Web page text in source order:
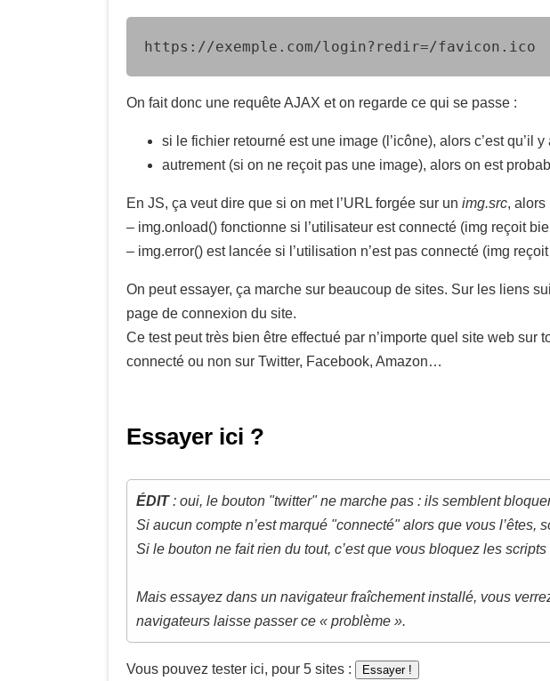
https://exemple.com/login?redir=/favicon.ico
On fait donc une requête AJAX et on regarde ce qui se passe :
si le fichier retourné est une image (l’icône), alors c’est qu’il
autrement (si on ne reçoit pas une image), alors on est
En JS, ça veut dire que si on met l’URL forgée sur un img.src, alors
– img.onload() fonctionne si l’utilisateur est connecté (img reçoit
– img.error() est lancée si l’utilisation n’est pas connecté (img
On peut essayer, ça marche sur beaucoup de sites. Sur les liens
page de connexion du site.
Ce test peut très bien être effectué par n’importe quel site web
connecté ou non sur Twitter, Facebook, Amazon…
Essayer ici ?
ÉDIT: oui, le bouton "twitter" ne marche pas : ils semblent
Si aucun compte n’est marqué "connecté" alors que vous
Si le bouton ne fait rien du tout, c’est que vous bloquez les
Mais essayez dans un navigateur fraîchement installé, vous
navigateurs laisse passer ce « problème ».
Vous pouvez tester ici, pour 5 sites : Essayer !